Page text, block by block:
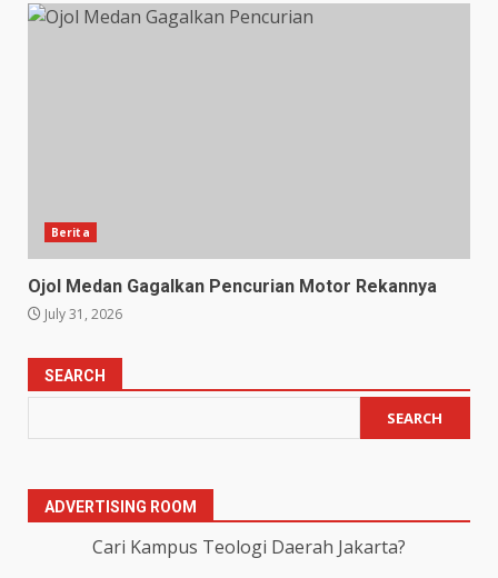
Berita
Ojol Medan Gagalkan Pencurian Motor Rekannya
July 31, 2026
SEARCH
SEARCH
ADVERTISING ROOM
Cari Kampus Teologi Daerah Jakarta?